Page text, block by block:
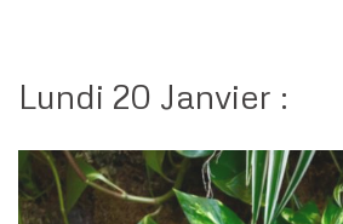
Lundi 20 Janvier :